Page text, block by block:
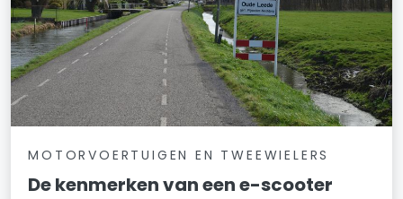
MOTORVOERTUIGEN EN TWEEWIELERS
De kenmerken van een e-scooter